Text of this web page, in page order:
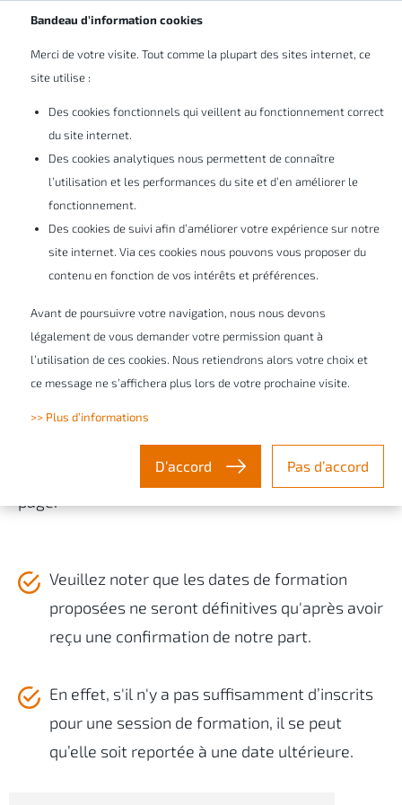
Bandeau d’information cookies
Merci de votre visite. Tout comme la plupart des sites internet, ce
site utilise :
Des cookies fonctionnels qui veillent au fonctionnement correct
du site internet.
Des cookies analytiques nous permettent de connaître
l’utilisation et les performances du site et d’en améliorer le
fonctionnement.
Des cookies de suivi afin d’améliorer votre expérience sur notre
site internet. Via ces cookies nous pouvons vous proposer du
contenu en fonction de vos intérêts et préférences.
Avant de poursuivre votre navigation, nous nous devons
légalement de vous demander votre permission quant à
l’utilisation de ces cookies. Nous retiendrons alors votre choix et
ce message ne s’affichera plus lors de votre prochaine visite.
>> Plus d’informations
D’accord Pas d’accord
S’INSCRIRE À UNE FORMATION
DraftSight de base
Premier jour de la formation: Jeudi 16 juillet 2026
Nombre de jours total de la formation
Langue de la formation : FR
Les autres journées de la formation
Vous avez la possibilité de vous inscrire sur cette
page.
Veuillez noter que les dates de formation
proposées ne seront définitives qu'après avoir
reçu une confirmation de notre part.
En effet, s'il n'y a pas suffisamment d’inscrits
pour une session de formation, il se peut
qu’elle soit reportée à une date ultérieure.